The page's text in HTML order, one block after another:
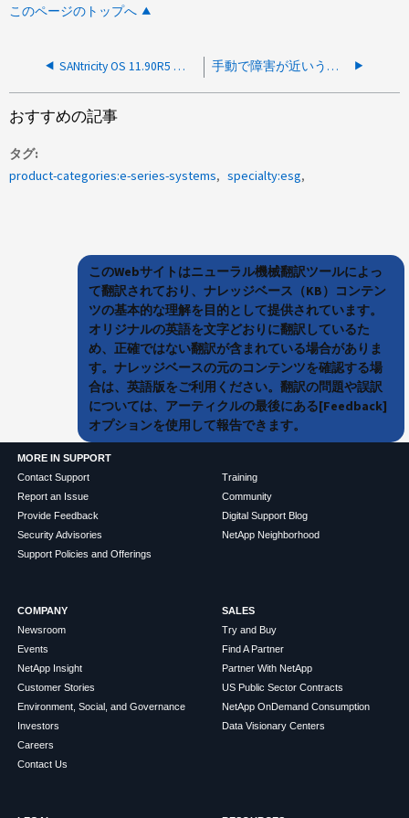
このページのトップへ
SANtricity OS 11.90R5 のファームウェア バージョン NE00 の ST1800MM0129 ドライブは、NE05 にアップグレードする前に NE02 への中間アップグレードが必要ですか 手動で障害が近いうちに障害が発生すると、原因にデータ保護の違いが生じますか？
おすすめの記事
タグ
product-categories:e-series-systems
specialty:esg
このWebサイトはニューラル機械翻訳ツールによっ
て翻訳されており、ナレッジベース（KB）コンテン
ツの基本的な理解を目的として提供されています。
オリジナルの英語を文字どおりに翻訳しているた
め、正確ではない翻訳が含まれている場合がありま
す。ナレッジベースの元のコンテンツを確認する場
合は、英語版をご利用ください。翻訳の問題や誤訳
については、アーティクルの最後にある[Feedback]
オプションを使用して報告できます。
MORE IN SUPPORT
Contact Support
Report an Issue
Provide Feedback
Security Advisories
Support Policies and Offerings
Training
Community
Digital Support Blog
NetApp Neighborhood
COMPANY
Newsroom
Events
NetApp Insight
Customer Stories
Environment, Social, and Governance
Investors
Careers
Contact Us
SALES
Try and Buy
Find A Partner
Partner With NetApp
US Public Sector Contracts
NetApp OnDemand Consumption
Data Visionary Centers